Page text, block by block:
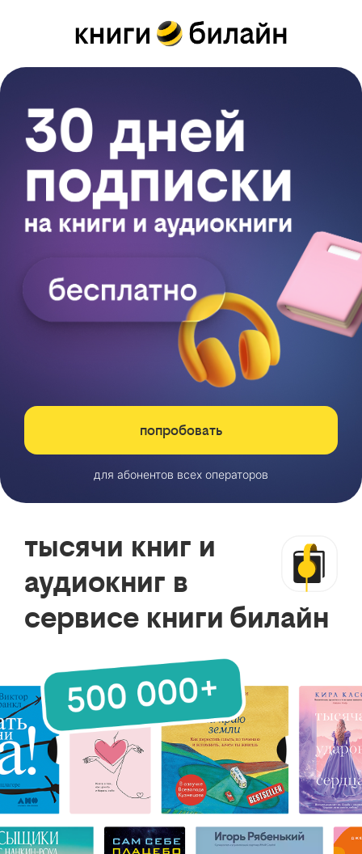
попробовать
для абонентов всех операторов
тысячи книг и
аудиокниг в
сервисе книги билайн